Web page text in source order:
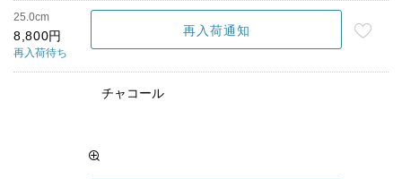
25.0cm
8,800円
再入荷待ち
再入荷通知
チャコール